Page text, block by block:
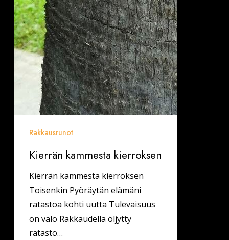
Rakkausrunot
Kierrän kammesta kierroksen
Kierrän kammesta kierroksen
Toisenkin Pyöräytän elämäni
ratastoa kohti uutta Tulevaisuus
on valo Rakkaudella öljytty
ratasto…